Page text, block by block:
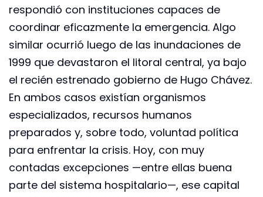
respondió con instituciones capaces de
coordinar eficazmente la emergencia. Algo
similar ocurrió luego de las inundaciones de
1999 que devastaron el litoral central, ya bajo
el recién estrenado gobierno de Hugo Chávez.
En ambos casos existían organismos
especializados, recursos humanos
preparados y, sobre todo, voluntad política
para enfrentar la crisis. Hoy, con muy
contadas excepciones —entre ellas buena
parte del sistema hospitalario—, ese capital